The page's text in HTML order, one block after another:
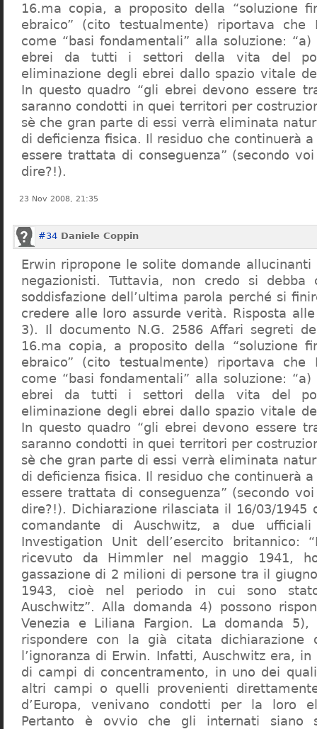
16.ma copia, a proposito della “soluzione
ebraico” (cito testualmente) riportava che
come “basi fondamentali” alla soluzione:
ebrei da tutti i settori della vita del
eliminazione degli ebrei dallo spazio vitale
In questo quadro “gli ebrei devono essere
saranno condotti in quei territori per
sè che gran parte di essi verrà eliminata
di deficienza fisica. Il residuo che continuerà
essere trattata di conseguenza” (secondo
dire?!).
23 Nov 2008, 21:35
#34 Daniele Coppin
Erwin ripropone le solite domande
negazionisti. Tuttavia, non credo si debba
soddisfazione dell’ultima parola perché si
credere alle loro assurde verità. Risposta
3). Il documento N.G. 2586 Affari segreti
16.ma copia, a proposito della “soluzione
ebraico” (cito testualmente) riportava che
come “basi fondamentali” alla soluzione:
ebrei da tutti i settori della vita del
eliminazione degli ebrei dallo spazio vitale
In questo quadro “gli ebrei devono essere
saranno condotti in quei territori per
sè che gran parte di essi verrà eliminata
di deficienza fisica. Il residuo che continuerà
essere trattata di conseguenza” (secondo
dire?!). Dichiarazione rilasciata il 16/03/1945
comandante di Auschwitz, a due
Investigation Unit dell’esercito britannico:
ricevuto da Himmler nel maggio 1941,
gassazione di 2 milioni di persone tra il
1943, cioè nel periodo in cui sono
Auschwitz”. Alla domanda 4) possono
Venezia e Liliana Fargion. La domanda
rispondere con la già citata dichiarazione
l’ignoranza di Erwin. Infatti, Auschwitz era,
di campi di concentramento, in uno dei
altri campi o quelli provenienti
d’Europa, venivano condotti per la loro
Pertanto è ovvio che gli internati siano